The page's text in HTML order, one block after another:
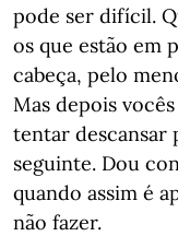
pode ser difícil.
os que estão em
cabeça, pelo
Mas depois
tentar descansar
seguinte. Dou
quando assim é
não fazer.